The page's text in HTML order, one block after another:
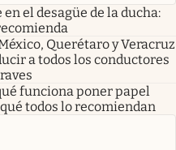
el desagüe de la ducha:
Querétaro y Veracruz
a todos los conductores
funciona poner papel
todos lo recomiendan